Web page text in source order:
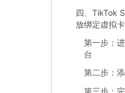
四、TikTok
放绑定虚拟
第一步：
台
第二步：
第三步：